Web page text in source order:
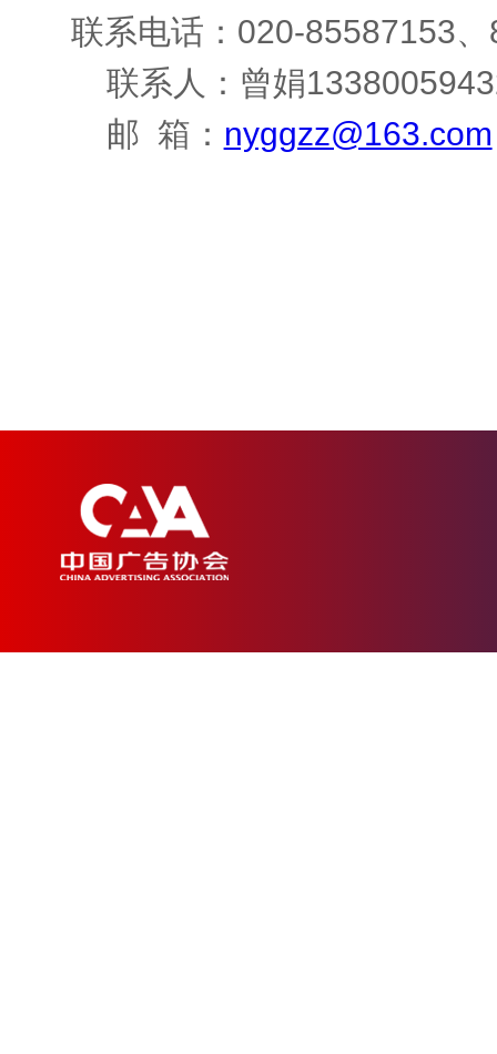
联系电话：020-85587153
联系人：曾娟
邮 箱： nyggzz@163.com